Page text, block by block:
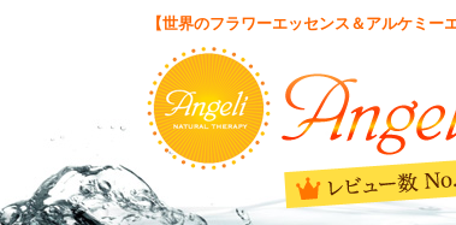
【世界のフラワーエッセンス＆アルケミ